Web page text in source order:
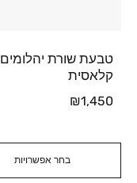
בחר אפשרויות
טבעת שורת יהלומים
קלאסית
₪1,450